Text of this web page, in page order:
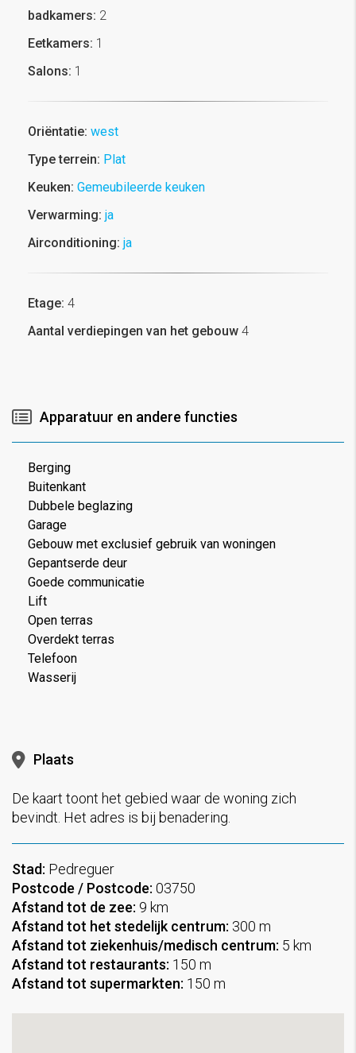
badkamers: 2
Eetkamers: 1
Salons: 1
Oriëntatie: west
Type terrein: Plat
Keuken: Gemeubileerde keuken
Verwarming: ja
Airconditioning: ja
Etage: 4
Aantal verdiepingen van het gebouw 4
Apparatuur en andere functies
Berging
Buitenkant
Dubbele beglazing
Garage
Gebouw met exclusief gebruik van woningen
Gepantserde deur
Goede communicatie
Lift
Open terras
Overdekt terras
Telefoon
Wasserij
Plaats
De kaart toont het gebied waar de woning zich
bevindt. Het adres is bij benadering.
Stad: Pedreguer
Postcode / Postcode: 03750
Afstand tot de zee: 9 km
Afstand tot het stedelijk centrum: 300 m
Afstand tot ziekenhuis/medisch centrum: 5 km
Afstand tot restaurants: 150 m
Afstand tot supermarkten: 150 m